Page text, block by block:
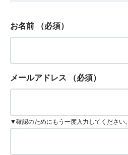
お名前 （必須）
メールアドレス （必須）
▼確認のためにもう一度入力してください。